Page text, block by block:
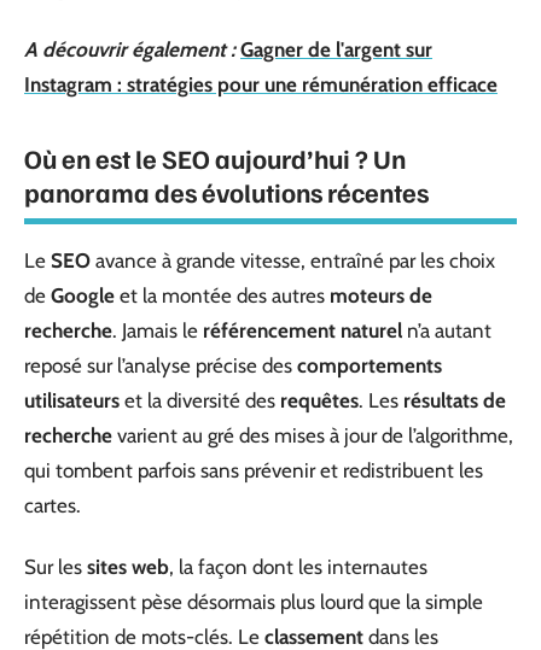
A découvrir également : Gagner de l'argent sur
Instagram : stratégies pour une rémunération efficace
Où en est le SEO aujourd’hui ? Un
panorama des évolutions récentes
Le SEO avance à grande vitesse, entraîné par les choix
de Google et la montée des autres moteurs de
recherche. Jamais le référencement naturel n’a autant
reposé sur l’analyse précise des comportements
utilisateurs et la diversité des requêtes. Les résultats de
recherche varient au gré des mises à jour de l’algorithme,
qui tombent parfois sans prévenir et redistribuent les
cartes.
Sur les sites web, la façon dont les internautes
interagissent pèse désormais plus lourd que la simple
répétition de mots-clés. Le classement dans les